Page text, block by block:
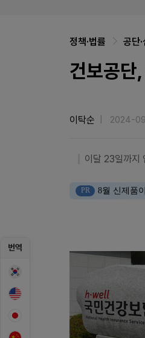
번역
정책·법률 공단
건보공단
이탁순 2024-
이달 23일까지
PR 8월 신제품